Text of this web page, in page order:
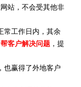
站，不会受其他非
常工作日内，其余
帮客户解决问题 ，提
也赢得了外地客户